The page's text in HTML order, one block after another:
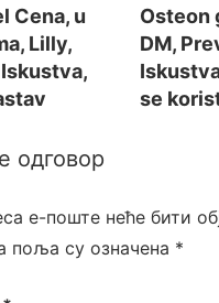
Cena, u
Lilly,
Osteon
DM,
se
одговор
е-поште неће бити
поља су означена *